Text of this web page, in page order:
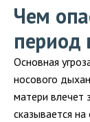
Чем
период
Основная
носового
матери влечет
сказывается